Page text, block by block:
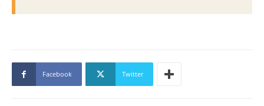
Facebook Twitter